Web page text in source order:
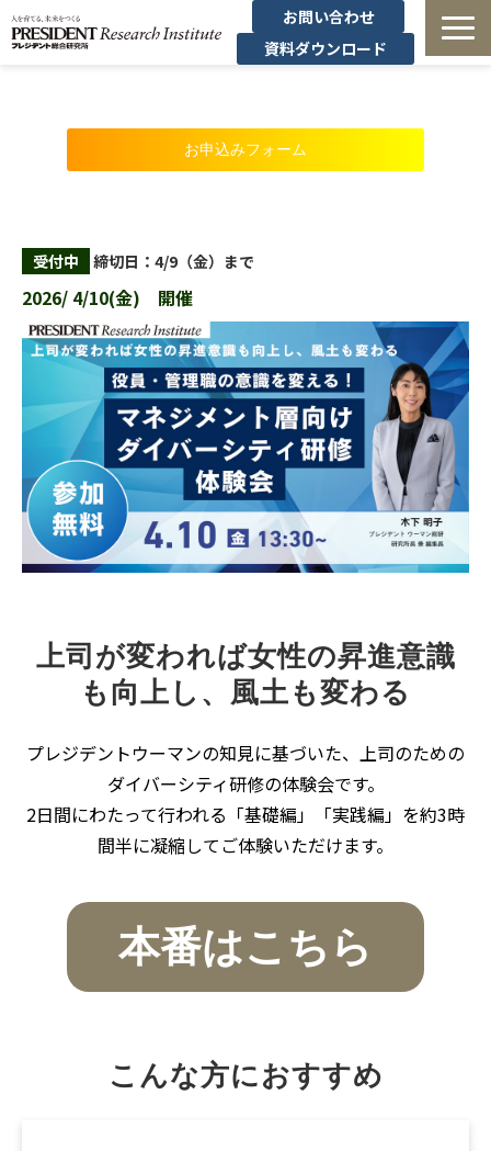
お問い合わせ
資料ダウンロード
経営者の学び
経営支援
定額制オンデマンド研修
講師一覧
お申込みフォーム
受付中 締切日：4/9（金）まで
2026/ 4/10(金) 開催
上司が変われば女性の昇進意識
も向上し、風土も変わる
プレジデントウーマンの知見に基づいた、上司のための
ダイバーシティ研修の体験会です。
2日間にわたって行われる「基礎編」「実践編」を約3時
間半に凝縮してご体験いただけます。
本番はこちら
こんな方におすすめ